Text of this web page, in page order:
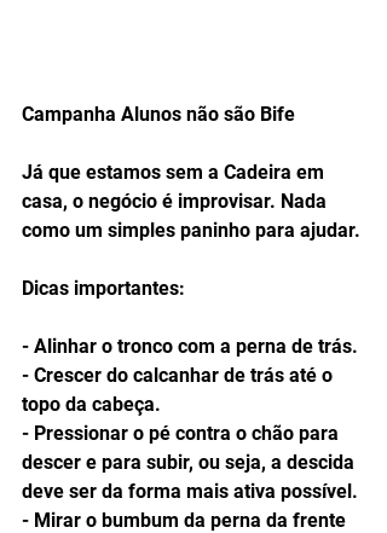
Campanha Alunos não são Bife
Já que estamos sem a Cadeira em
casa, o negócio é improvisar. Nada
como um simples paninho para ajudar.
Dicas importantes:
- Alinhar o tronco com a perna de trás.
- Crescer do calcanhar de trás até o
topo da cabeça.
- Pressionar o pé contra o chão para
descer e para subir, ou seja, a descida
deve ser da forma mais ativa possível.
- Mirar o bumbum da perna da frente